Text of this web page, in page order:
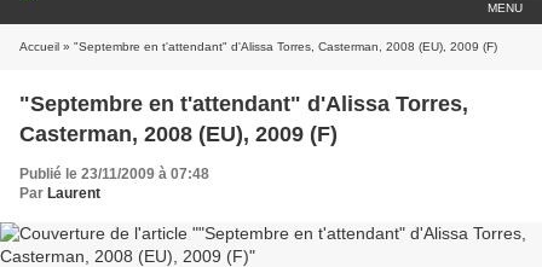
MENU
Accueil » "Septembre en t'attendant" d'Alissa Torres, Casterman, 2008 (EU), 2009 (F)
"Septembre en t'attendant" d'Alissa Torres,
Casterman, 2008 (EU), 2009 (F)
Publié le 23/11/2009 à 07:48
Par Laurent